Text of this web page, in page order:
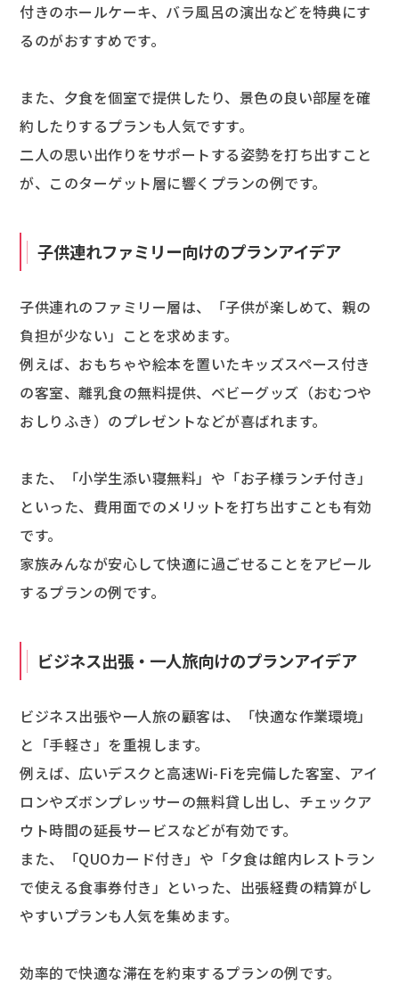
付きのホールケーキ、バラ風呂の演出などを特典にす
るのがおすすめです。
また、夕食を個室で提供したり、景色の良い部屋を確
約したりするプランも人気ですす。
二人の思い出作りをサポートする姿勢を打ち出すこと
が、このターゲット層に響くプランの例です。
子供連れファミリー向けのプランアイデア
子供連れのファミリー層は、「子供が楽しめて、親の
負担が少ない」ことを求めます。
例えば、おもちゃや絵本を置いたキッズスペース付き
の客室、離乳食の無料提供、ベビーグッズ（おむつや
おしりふき）のプレゼントなどが喜ばれます。
また、「小学生添い寝無料」や「お子様ランチ付き」
といった、費用面でのメリットを打ち出すことも有効
です。
家族みんなが安心して快適に過ごせることをアピール
するプランの例です。
ビジネス出張・一人旅向けのプランアイデア
ビジネス出張や一人旅の顧客は、「快適な作業環境」
と「手軽さ」を重視します。
例えば、広いデスクと高速Wi-Fiを完備した客室、アイ
ロンやズボンプレッサーの無料貸し出し、チェックア
ウト時間の延長サービスなどが有効です。
また、「QUOカード付き」や「夕食は館内レストラン
で使える食事券付き」といった、出張経費の精算がし
やすいプランも人気を集めます。
効率的で快適な滞在を約束するプランの例です。